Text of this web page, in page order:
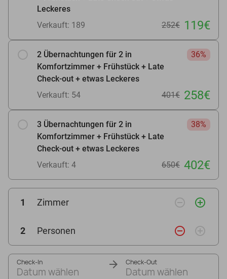
Leckeres
Verkauft: 189 252€ 119€
2 Übernachtungen für 2 in
Komfortzimmer + Frühstück + Late
Check-out + etwas Leckeres
36%
Verkauft: 54 401€ 258€
3 Übernachtungen für 2 in
Komfortzimmer + Frühstück + Late
Check-out + etwas Leckeres
38%
Verkauft: 4 650€ 402€
1 Zimmer remove_circle_outline add_circle_outline
2 Personen remove_circle_outline add_circle_outline
Check-In
Datum wählen
Check-Out
Datum wählen